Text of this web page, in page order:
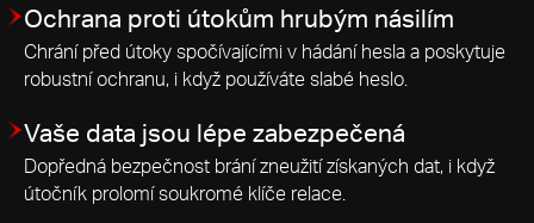
Ochrana proti útokům hrubým násilím
Chrání před útoky spočívajícími v hádání hesla a poskytuje
robustní ochranu, i když používáte slabé heslo.
Vaše data jsou lépe zabezpečená
Dopředná bezpečnost brání zneužití získaných dat, i když
útočník prolomí soukromé klíče relace.